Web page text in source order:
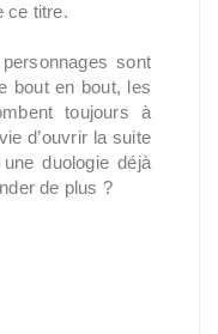
ce titre.
sont
bout en bout, les
toujours à
d’ouvrir la suite
duologie déjà
de plus ?